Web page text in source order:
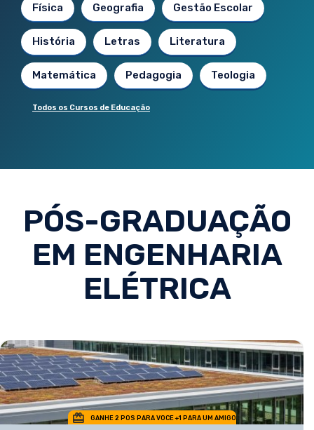
Física Geografia Gestão Escolar
História Letras Literatura
Matemática Pedagogia Teologia
Todos os Cursos de Educação
PÓS-GRADUAÇÃO
EM ENGENHARIA
ELÉTRICA
GANHE 2 POS PARA VOCE +1 PARA UM AMIGO